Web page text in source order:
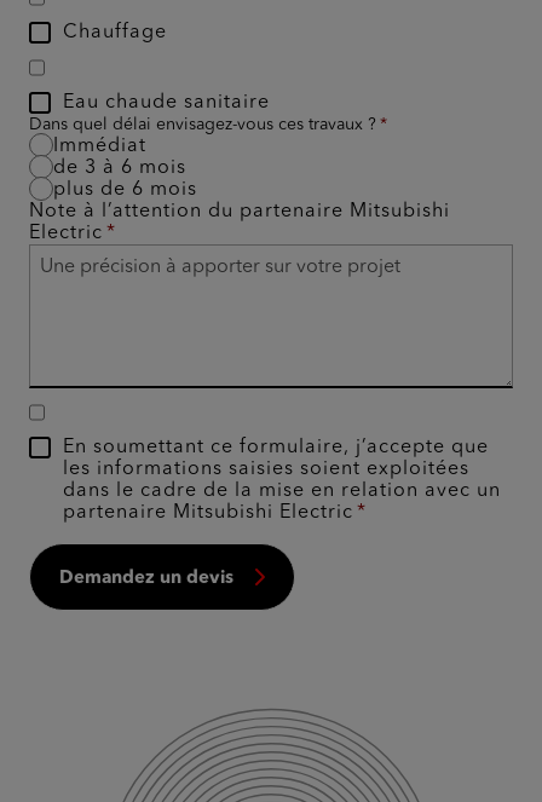
Chauffage
Eau chaude sanitaire
Dans quel délai envisagez-vous ces travaux ?
Immédiat
de 3 à 6 mois
plus de 6 mois
Note à l’attention du partenaire Mitsubishi
Electric
En soumettant ce formulaire, j’accepte que
les informations saisies soient exploitées
dans le cadre de la mise en relation avec un
partenaire Mitsubishi Electric
Demandez un devis